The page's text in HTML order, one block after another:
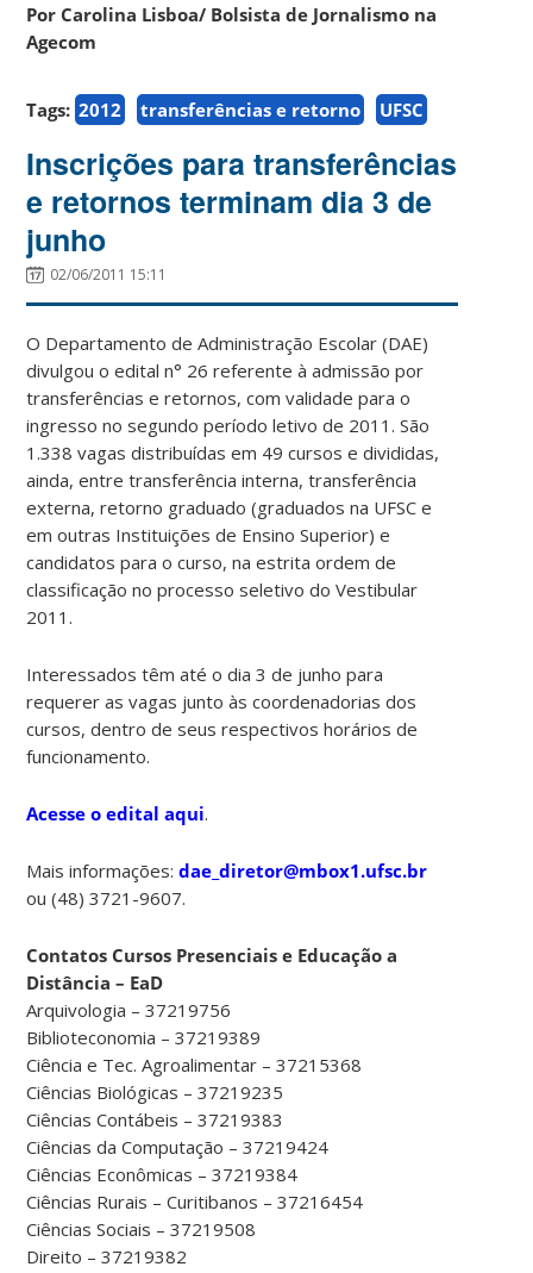
Por Carolina Lisboa/ Bolsista de Jornalismo na
Agecom
Tags: 2012 transferências e retorno UFSC
Inscrições para transferências
e retornos terminam dia 3 de
junho
02/06/2011 15:11
O Departamento de Administração Escolar (DAE)
divulgou o edital n° 26 referente à admissão por
transferências e retornos, com validade para o
ingresso no segundo período letivo de 2011. São
1.338 vagas distribuídas em 49 cursos e divididas,
ainda, entre transferência interna, transferência
externa, retorno graduado (graduados na UFSC e
em outras Instituições de Ensino Superior) e
candidatos para o curso, na estrita ordem de
classificação no processo seletivo do Vestibular
2011.
Interessados têm até o dia 3 de junho para
requerer as vagas junto às coordenadorias dos
cursos, dentro de seus respectivos horários de
funcionamento.
Acesse o edital aqui.
Mais informações:dae_diretor@mbox1.ufsc.br
ou (48) 3721-9607.
Contatos Cursos Presenciais e Educação a
Distância – EaD
Arquivologia – 37219756
Biblioteconomia – 37219389
Ciência e Tec. Agroalimentar – 37215368
Ciências Biológicas – 37219235
Ciências Contábeis – 37219383
Ciências da Computação – 37219424
Ciências Econômicas – 37219384
Ciências Rurais – Curitibanos – 37216454
Ciências Sociais – 37219508
Direito – 37219382